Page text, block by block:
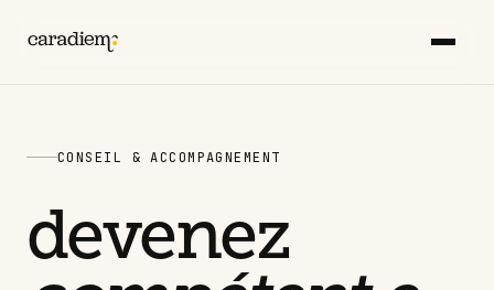
CONSEIL & ACCOMPAGNEMENT
devenez